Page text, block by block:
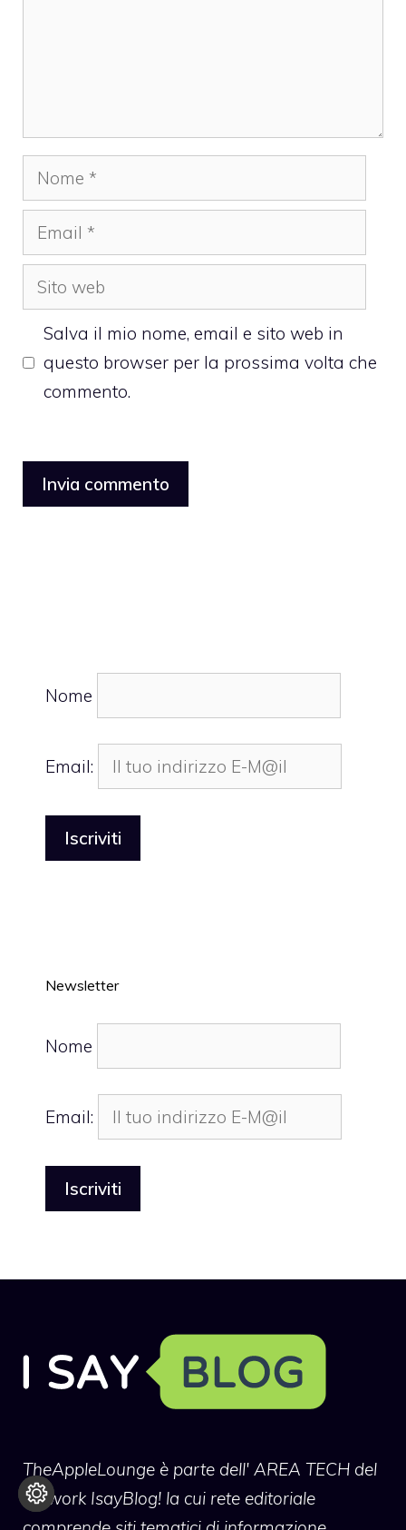
Nome
Email
Sito
web
Salva il mio nome, email e sito web in
questo browser per la prossima volta che
commento.
Nome
Email:
Newsletter
Nome
Email:
TheAppleLounge è parte dell' AREA TECH del
network IsayBlog! la cui rete editoriale